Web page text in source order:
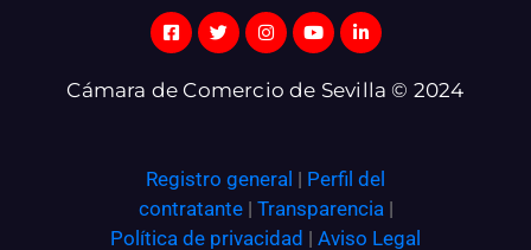
Cámara de Comercio de Sevilla © 2024
Registro general | Perfil del
contratante| Transparencia|
Política de privacidad | Aviso Legal